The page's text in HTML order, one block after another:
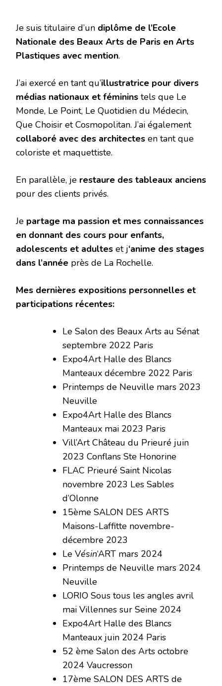
Je suis titulaire d’un diplôme de l’Ecole
Nationale des Beaux Arts de Paris en Arts
Plastiques avec mention.
J’ai exercé en tant qu’illustratrice pour divers
médias nationaux et féminins tels que Le
Monde, Le Point, Le Quotidien du Médecin,
Que Choisir et Cosmopolitan. J’ai également
collaboré avec des architectes en tant que
coloriste et maquettiste.
En parallèle, je restaure des tableaux anciens
pour des clients privés.
Je partage ma passion et mes connaissances
en donnant des cours pour enfants,
adolescents et adultes et j‘anime des stages
dans l’année près de La Rochelle.
Mes dernières expositions personnelles et
participations récentes:
Le Salon des Beaux Arts au Sénat
septembre 2022 Paris
Expo4Art Halle des Blancs
Manteaux décembre 2022 Paris
Printemps de Neuville mars 2023
Neuville
Expo4Art Halle des Blancs
Manteaux mai 2023 Paris
Vill’Art Château du Prieuré juin
2023 Conflans Ste Honorine
FLAC Prieuré Saint Nicolas
novembre 2023 Les Sables
d’Olonne
15ème SALON DES ARTS
Maisons-Laffitte novembre-
décembre 2023
Le Vésin‘ART mars 2024
Printemps de Neuville mars 2024
Neuville
LORIO Sous tous les angles avril
mai Villennes sur Seine 2024
Expo4Art Halle des Blancs
Manteaux juin 2024 Paris
52 ème Salon des Arts octobre
2024 Vaucresson
17ème SALON DES ARTS de